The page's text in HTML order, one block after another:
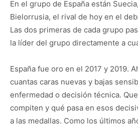
En el grupo de España están
Bielorrusia, el rival de hoy en el
Las dos primeras de cada grupo
la líder del grupo directamente a
España fue oro en el 2017 y 2019.
cuantas caras nuevas y bajas
enfermedad o decisión técnica.
compiten y qué pasa en esos
a las medallas. Como los últimos